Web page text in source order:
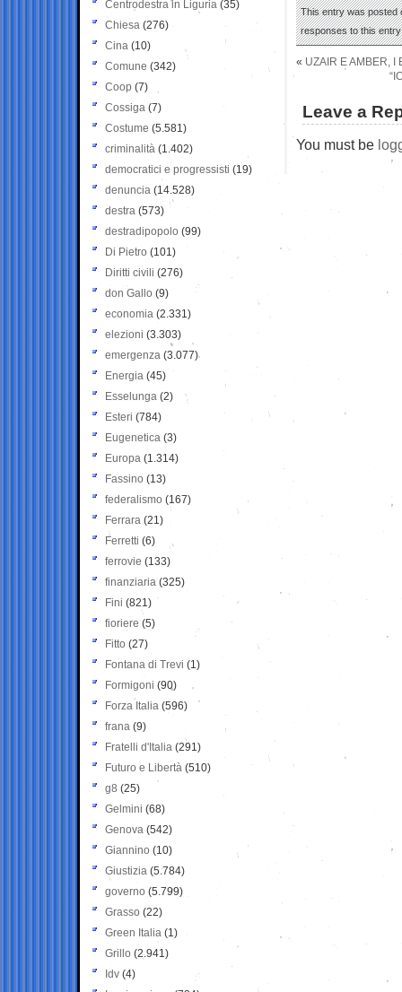
This entry was posted
responses to this
« UZAIR E AMBER, I
Leave a
You must be
Centrodestra in Liguria (35)
Chiesa (276)
Cina (10)
Comune (342)
Coop (7)
Cossiga (7)
Costume (5.581)
criminalità (1.402)
democratici e progressisti (19)
denuncia (14.528)
destra (573)
destradipopolo (99)
Di Pietro (101)
Diritti civili (276)
don Gallo (9)
economia (2.331)
elezioni (3.303)
emergenza (3.077)
Energia (45)
Esselunga (2)
Esteri (784)
Eugenetica (3)
Europa (1.314)
Fassino (13)
federalismo (167)
Ferrara (21)
Ferretti (6)
ferrovie (133)
finanziaria (325)
Fini (821)
fioriere (5)
Fitto (27)
Fontana di Trevi (1)
Formigoni (90)
Forza Italia (596)
frana (9)
Fratelli d'Italia (291)
Futuro e Libertà (510)
g8 (25)
Gelmini (68)
Genova (542)
Giannino (10)
Giustizia (5.784)
governo (5.799)
Grasso (22)
Green Italia (1)
Grillo (2.941)
Idv (4)